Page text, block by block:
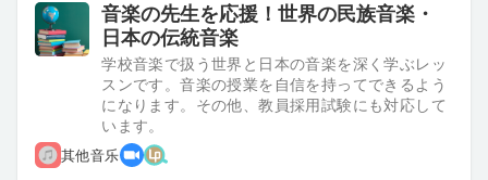
音楽の先生を応援！世界の民族音楽・
日本の伝統音楽
学校音楽で扱う世界と日本の音楽を深く学ぶレッ
スンです。音楽の授業を自信を持ってできるよう
になります。その他、教員採用試験にも対応して
います。
其他音乐